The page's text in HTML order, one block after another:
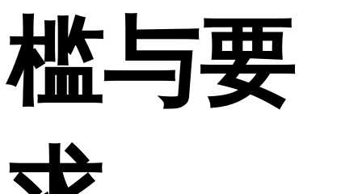
槛与要